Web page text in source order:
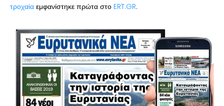
τροχαία εμφανίστηκε πρώτα στο ERT.GR.